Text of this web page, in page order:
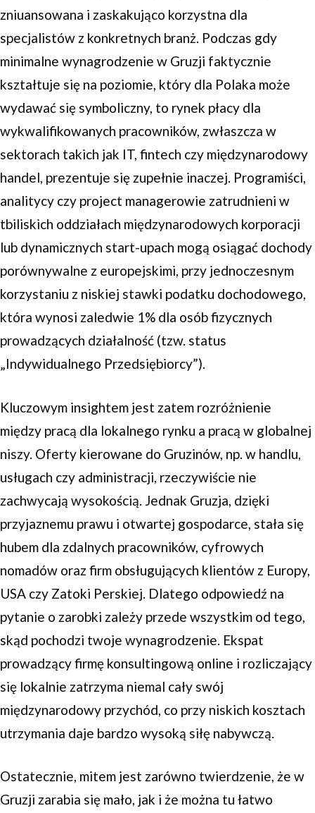
zniuansowana i zaskakująco korzystna dla
specjalistów z konkretnych branż. Podczas gdy
minimalne wynagrodzenie w Gruzji faktycznie
kształtuje się na poziomie, który dla Polaka może
wydawać się symboliczny, to rynek płacy dla
wykwalifikowanych pracowników, zwłaszcza w
sektorach takich jak IT, fintech czy międzynarodowy
handel, prezentuje się zupełnie inaczej. Programiści,
analitycy czy project managerowie zatrudnieni w
tbiliskich oddziałach międzynarodowych korporacji
lub dynamicznych start-upach mogą osiągać dochody
porównywalne z europejskimi, przy jednoczesnym
korzystaniu z niskiej stawki podatku dochodowego,
która wynosi zaledwie 1% dla osób fizycznych
prowadzących działalność (tzw. status
„Indywidualnego Przedsiębiorcy”).
Kluczowym insightem jest zatem rozróżnienie
między pracą dla lokalnego rynku a pracą w globalnej
niszy. Oferty kierowane do Gruzinów, np. w handlu,
usługach czy administracji, rzeczywiście nie
zachwycają wysokością. Jednak Gruzja, dzięki
przyjaznemu prawu i otwartej gospodarce, stała się
hubem dla zdalnych pracowników, cyfrowych
nomadów oraz firm obsługujących klientów z Europy,
USA czy Zatoki Perskiej. Dlatego odpowiedź na
pytanie o zarobki zależy przede wszystkim od tego,
skąd pochodzi twoje wynagrodzenie. Ekspat
prowadzący firmę konsultingową online i rozliczający
się lokalnie zatrzyma niemal cały swój
międzynarodowy przychód, co przy niskich kosztach
utrzymania daje bardzo wysoką siłę nabywczą.
Ostatecznie, mitem jest zarówno twierdzenie, że w
Gruzji zarabia się mało, jak i że można tu łatwo